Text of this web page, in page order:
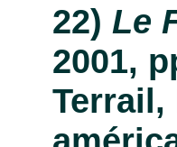
Le
2001,
Terrail,